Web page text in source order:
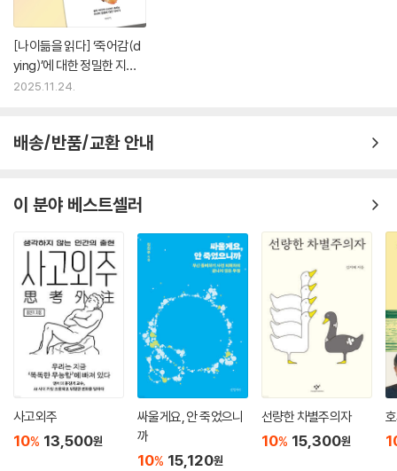
[나이듦을 읽다] ‘죽어감(d
ying)’에 대한 정밀한 지도
가 필요하다
2025.11.24.
배송/반품/교환 안내
이 분야 베스트셀러
사고외주
10% 13,500원
싸울게요, 안 죽었으니
까
10% 15,120원
선량한 차별주의자
10% 15,300원